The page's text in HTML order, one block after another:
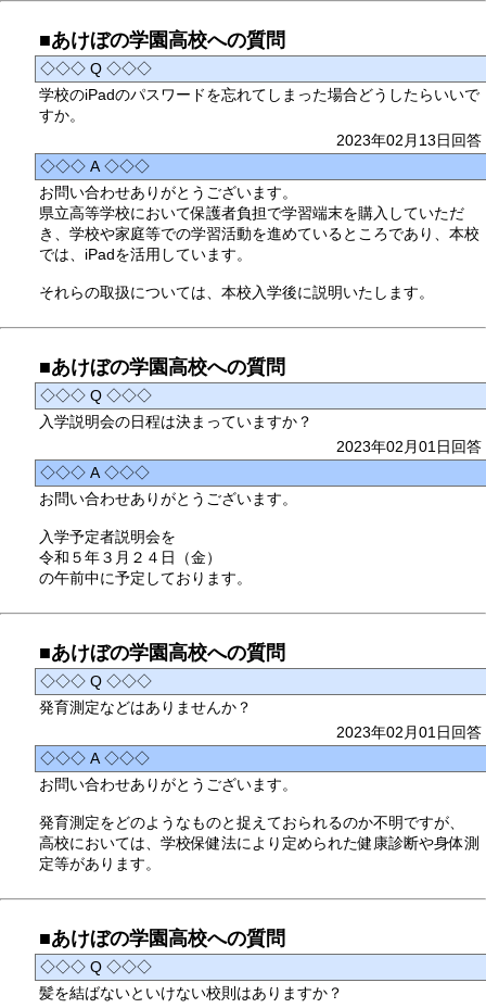
■あけぼの学園高校への質問
◇◇◇ Q ◇◇◇
学校のiPadのパスワードを忘れてしまった場合どうしたらいいで
すか。
2023年02月13日回答
◇◇◇ A ◇◇◇
お問い合わせありがとうございます。
県立高等学校において保護者負担で学習端末を購入していただ
き、学校や家庭等での学習活動を進めているところであり、本校
では、iPadを活用しています。
それらの取扱については、本校入学後に説明いたします。
■あけぼの学園高校への質問
◇◇◇ Q ◇◇◇
入学説明会の日程は決まっていますか？
2023年02月01日回答
◇◇◇ A ◇◇◇
お問い合わせありがとうございます。
入学予定者説明会を
令和５年３月２４日（金）
の午前中に予定しております。
■あけぼの学園高校への質問
◇◇◇ Q ◇◇◇
発育測定などはありませんか？
2023年02月01日回答
◇◇◇ A ◇◇◇
お問い合わせありがとうございます。
発育測定をどのようなものと捉えておられるのか不明ですが、
高校においては、学校保健法により定められた健康診断や身体測
定等があります。
■あけぼの学園高校への質問
◇◇◇ Q ◇◇◇
髪を結ばないといけない校則はありますか？